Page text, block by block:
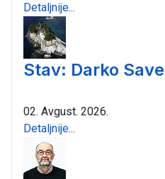
Detaljnije...
Stav: Darko
02. Avgust. 2026.
Detaljnije...